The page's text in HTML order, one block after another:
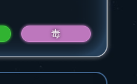
毒